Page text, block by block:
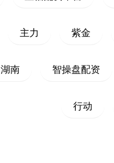
主力 紫金
湖南 智操盘配资
行动